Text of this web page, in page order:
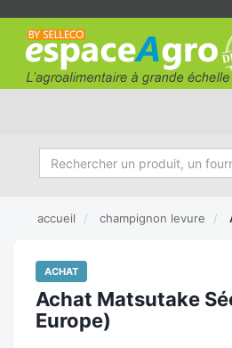
accueil champignon levure
ACHAT
Achat Matsutake
Europe)